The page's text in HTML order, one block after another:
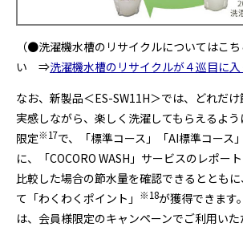
（●洗濯機水槽のリサイクルについてはこ
い ⇒洗濯機水槽のリサイクルが４巡目に入
なお、新製品＜ES-SW11H＞では、どれだ
実感しながら、楽しく洗濯してもらえるよ
限定※17で、「標準コース」「AI標準コース
に、「COCORO WASH」サービスのレポー
比較した場合の節水量を確認できるととも
て「わくわくポイント」
※18が獲得できます
は、会員様限定のキャンペーンでご利用いた